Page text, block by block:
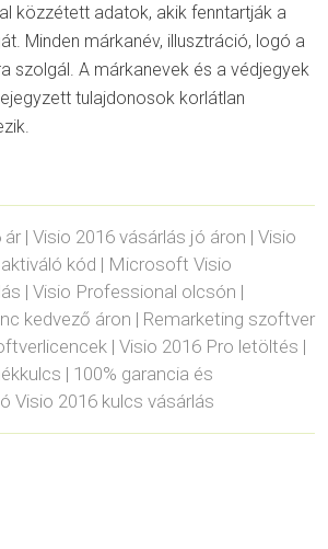
közzétett adatok, akik fenntartják a
Minden márkanév, illusztráció, logó a
szolgál. A márkanevek és a védjegyek
tulajdonosok korlátlan
| Visio 2016 vásárlás jó áron | Visio
kód | Microsoft Visio
| Visio Professional olcsón |
kedvező áron | Remarketing szoftver
| Visio 2016 Pro letöltés |
| 100% garancia és
Visio 2016 kulcs vásárlás